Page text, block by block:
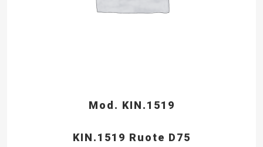
Mod. KIN.1519
KIN.1519 Ruote D75